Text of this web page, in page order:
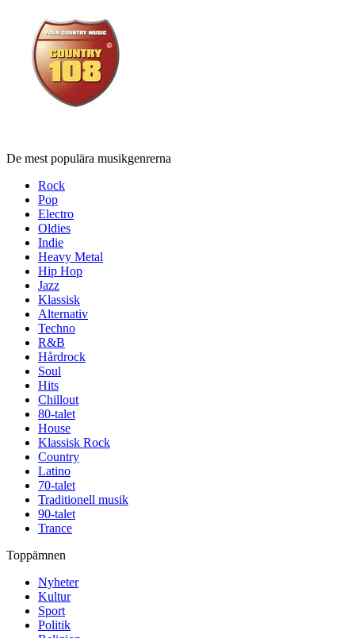
De mest populära musikgenrerna
Rock
Pop
Electro
Oldies
Indie
Heavy Metal
Hip Hop
Jazz
Klassisk
Alternativ
Techno
R&B
Hårdrock
Soul
Hits
Chillout
80-talet
House
Klassisk Rock
Country
Latino
70-talet
Traditionell musik
90-talet
Trance
Toppämnen
Nyheter
Kultur
Sport
Politik